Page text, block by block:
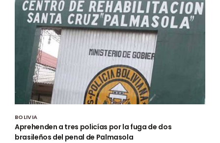
BOLIVIA
Aprehenden a tres policías por la fuga de dos
brasileños del penal de Palmasola